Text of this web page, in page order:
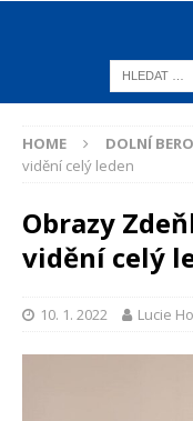
HOME DOLNÍ
vidění celý leden
Obrazy
vidění celý
10. 1. 2022 Lucie